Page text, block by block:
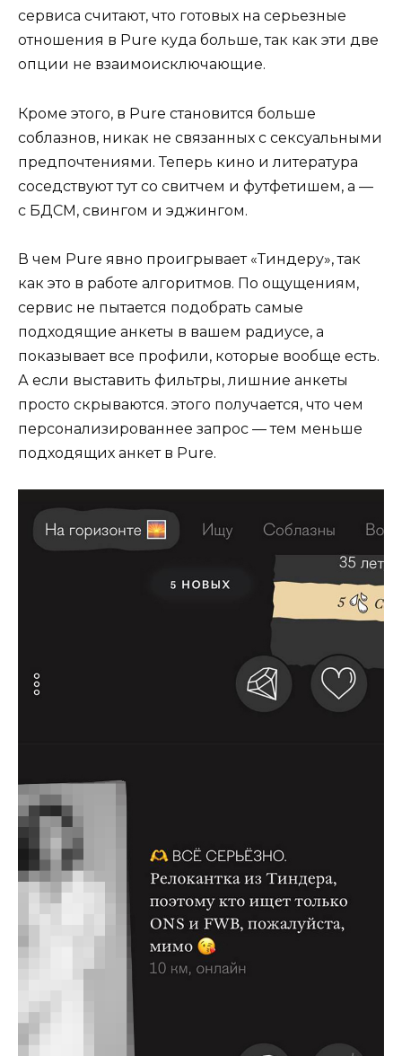
сервиса считают, что готовых на серьезные
отношения в Pure куда больше, так как эти две
опции не взаимоисключающие.
Кроме этого, в Pure становится больше
соблазнов, никак не связанных с сексуальными
предпочтениями. Теперь кино и литература
соседствуют тут со свитчем и футфетишем, а —
с БДСМ, свингом и эджингом.
В чем Pure явно проигрывает «Тиндеру», так
как это в работе алгоритмов. По ощущениям,
сервис не пытается подобрать самые
подходящие анкеты в вашем радиусе, а
показывает все профили, которые вообще есть.
А если выставить фильтры, лишние анкеты
просто скрываются. этого получается, что чем
персонализированнее запрос — тем меньше
подходящих анкет в Pure.